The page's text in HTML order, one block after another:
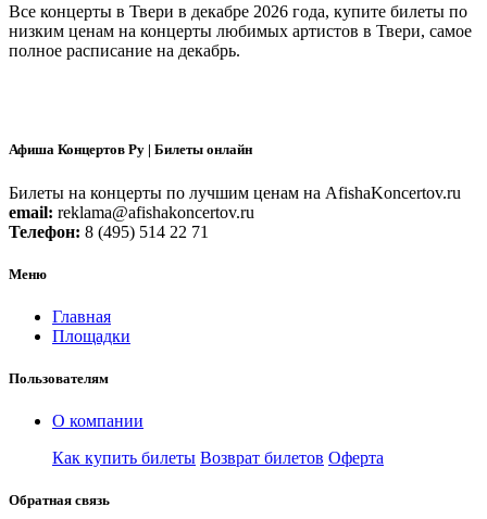
Все концерты в Твери в декабре 2026 года, купите билеты по
низким ценам на концерты любимых артистов в Твери, самое
полное расписание на декабрь.
Афиша Концертов Ру | Билеты онлайн
Билеты на концерты по лучшим ценам на AfishaKoncertov.ru
email: reklama@afishakoncertov.ru
Телефон: 8 (495) 514 22 71
Меню
Главная
Площадки
Пользователям
О компании
Как купить билеты Возврат билетов Оферта
Обратная связь